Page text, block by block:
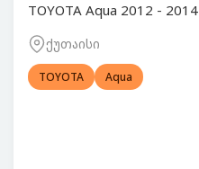
TOYOTA Aqua 2012 -
ქუთაისი
TOYOTA Aqua